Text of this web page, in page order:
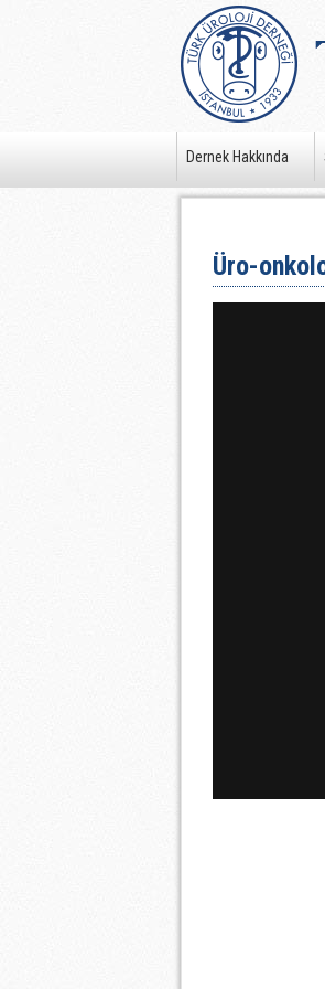
Dernek Hakkında
Üro-